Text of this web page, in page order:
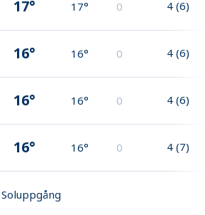
17° 17° 0 4 (6)
16° 16° 0 4 (6)
16° 16° 0 4 (6)
16° 16° 0 4 (7)
Soluppgång